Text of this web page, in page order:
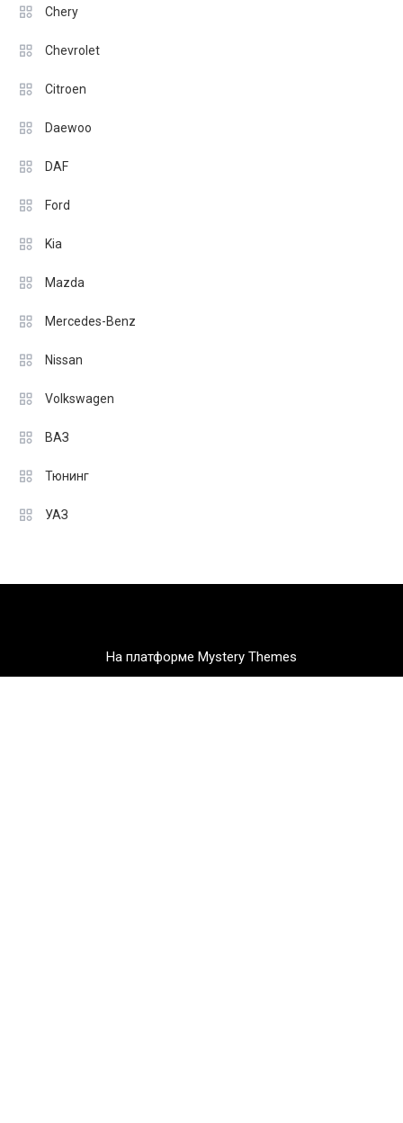
Chery
Chevrolet
Citroen
Daewoo
DAF
Ford
Kia
Mazda
Mercedes-Benz
Nissan
Volkswagen
ВАЗ
Тюнинг
УАЗ
На платформе Mystery Themes